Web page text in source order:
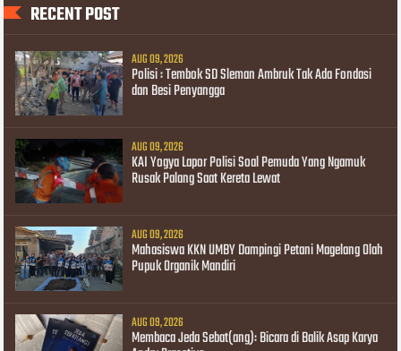
RECENT POST
AUG 09, 2026
Polisi : Tembok SD Sleman Ambruk Tak Ada Fondasi
dan Besi Penyangga
AUG 09, 2026
KAI Yogya Lapor Polisi Soal Pemuda Yang Ngamuk
Rusak Palang Saat Kereta Lewat
AUG 09, 2026
Mahasiswa KKN UMBY Dampingi Petani Magelang Olah
Pupuk Organik Mandiri
AUG 09, 2026
Membaca Jeda Sebat(ang): Bicara di Balik Asap Karya